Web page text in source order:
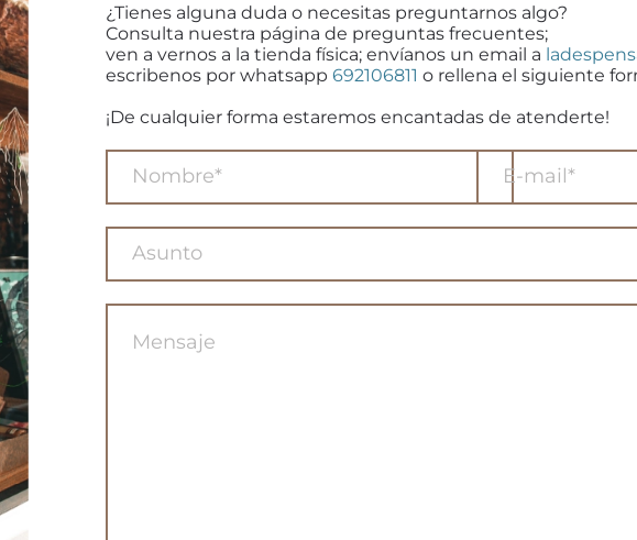
¿Tienes alguna duda o necesitas preguntarnos algo?
Consulta nuestra página de preguntas frecuentes;
ven a vernos a la tienda física; envíanos un email a
escribenos por whatsapp 692106811 o rellena el siguiente
¡De cualquier forma estaremos encantadas de atenderte!